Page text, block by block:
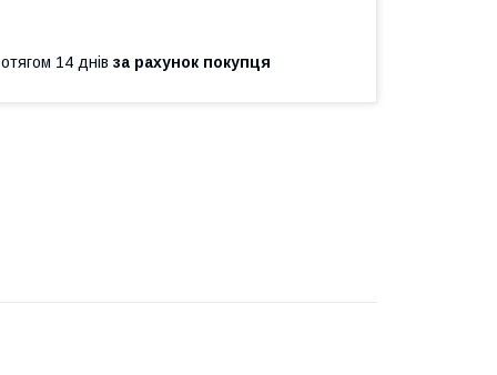
14 днів за рахунок покупця